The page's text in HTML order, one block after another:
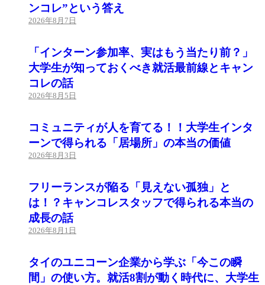
ンコレ”という答え
2026年8月7日
「インターン参加率、実はもう当たり前？」
大学生が知っておくべき就活最前線とキャン
コレの話
2026年8月5日
コミュニティが人を育てる！！大学生インタ
ーンで得られる「居場所」の本当の価値
2026年8月3日
フリーランスが陥る「見えない孤独」と
は！？キャンコレスタッフで得られる本当の
成長の話
2026年8月1日
タイのユニコーン企業から学ぶ「今この瞬
間」の使い方。就活8割が動く時代に、大学生